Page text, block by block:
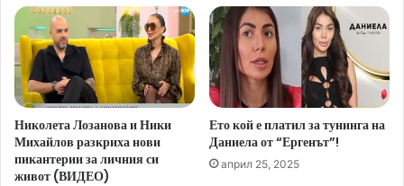
Николета Лозанова и Ники
Михайлов разкриха нови
пикантерии за личния си
живот (ВИДЕО)
Ето кой е платил за тунинга на
Даниела от “Ергенът”!
април 25, 2025